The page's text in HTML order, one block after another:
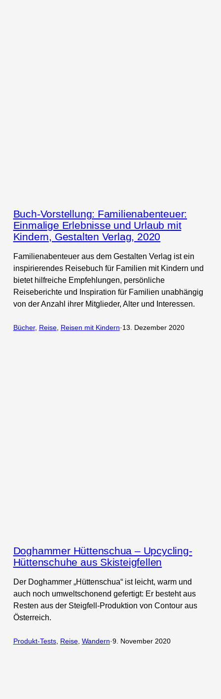
Buch-Vorstellung: Familienabenteuer:
Einmalige Erlebnisse und Urlaub mit
Kindern, Gestalten Verlag, 2020
Familienabenteuer aus dem Gestalten Verlag ist ein
inspirierendes Reisebuch für Familien mit Kindern und
bietet hilfreiche Empfehlungen, persönliche
Reiseberichte und Inspiration für Familien unabhängig
von der Anzahl ihrer Mitglieder, Alter und Interessen.
Bücher, Reise, Reisen mit Kindern·13. Dezember 2020
Doghammer Hüttenschua – Upcycling-
Hüttenschuhe aus Skisteigfellen
Der Doghammer „Hüttenschua“ ist leicht, warm und
auch noch umweltschonend gefertigt: Er besteht aus
Resten aus der Steigfell-Produktion von Contour aus
Österreich.
Produkt-Tests, Reise, Wandern·9. November 2020